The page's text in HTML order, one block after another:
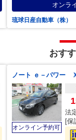
オンラ
琉球日産自動車（株
おす
ノート ｅ－パワー
オンライン予約可
法
[保